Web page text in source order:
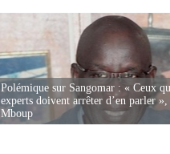
Polémique sur Sangomar : « Ceux
experts doivent arrêter d’en parler
Mboup